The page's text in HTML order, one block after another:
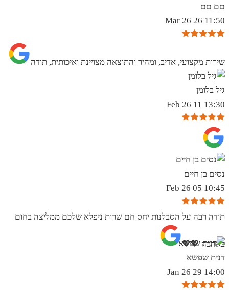
םם םם
11:50 26 Mar 26
שירות מקצועי, אדיב, ומהיר והתוצאה מצויינת ואיכותית, תודה
גיל בלומן
13:30 11 Feb 26
נסים בן חיים
10:45 05 Feb 26
תודה רבה על הסבלנות יחס חם שרות ניפלא שלכם ממליצה בחום
באהבה 💖💖
דנית שפשא
14:00 29 Jan 26